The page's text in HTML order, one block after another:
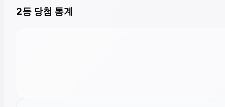
2등 당첨 통계